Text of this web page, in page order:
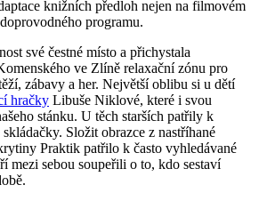
knižních předloh nejen na filmovém
programu.
své čestné místo a přichystala
ve Zlíně relaxační zónu pro
zábavy a her. Největší oblibu si u dětí
hračky Libuše Niklové, které i svou
stánku. U těch starších patřily k
Složit obrazce z nastříhané
Praktik patřilo k často vyhledávané
mezi sebou soupeřili o to, kdo sestaví